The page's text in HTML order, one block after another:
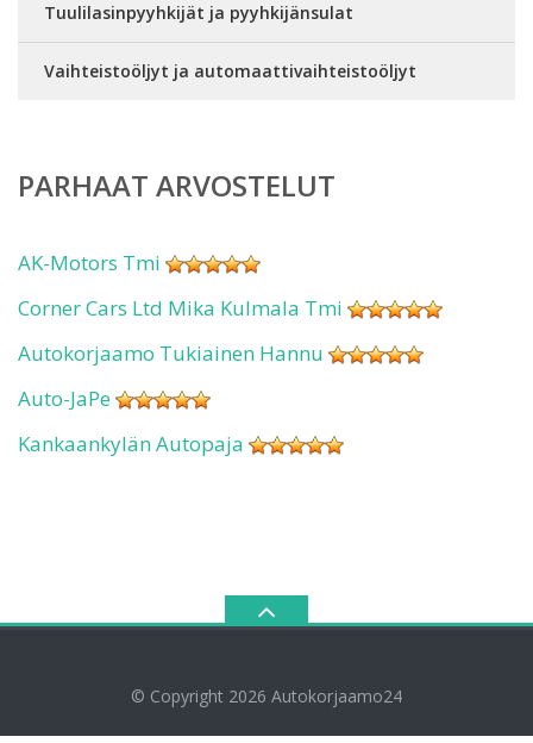
Tuulilasinpyyhkijät ja pyyhkijänsulat
Vaihteistoöljyt ja automaattivaihteistoöljyt
PARHAAT ARVOSTELUT
AK-Motors Tmi
Corner Cars Ltd Mika Kulmala Tmi
Autokorjaamo Tukiainen Hannu
Auto-JaPe
Kankaankylän Autopaja
© Copyright 2026 Autokorjaamo24